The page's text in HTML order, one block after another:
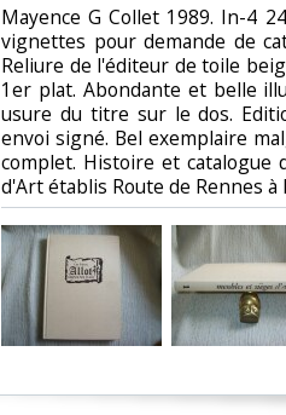
‎Mayence G Collet 1989. In-4
vignettes pour demande de
Reliure de l'éditeur de toile
1er plat. Abondante et belle
usure du titre sur le dos.
envoi signé. Bel exemplaire
complet. Histoire et catalogue
d'Art établis Route de Rennes à